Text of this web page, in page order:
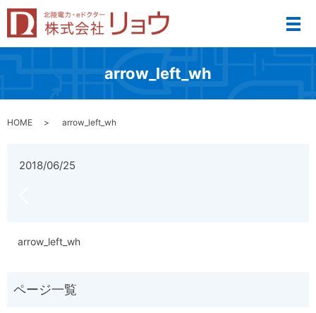
メ
arrow_left_wh
HOME arrow_left_wh
2018/06/25
arrow_left_wh